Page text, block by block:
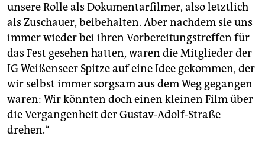
unsere Rolle als Dokumentarfilmer, also letztlich
als Zuschauer, beibehalten. Aber nachdem sie uns
immer wieder bei ihren Vorbereitungstreffen für
das Fest gesehen hatten, waren die Mitglieder der
IG Weißenseer Spitze auf eine Idee gekommen, der
wir selbst immer sorgsam aus dem Weg gegangen
waren: Wir könnten doch einen kleinen Film über
die Vergangenheit der Gustav-Adolf-Straße
drehen.“